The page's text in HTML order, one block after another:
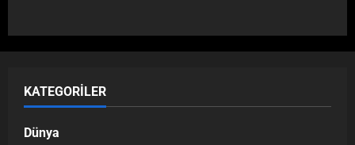
KATEGORILER
Dünya